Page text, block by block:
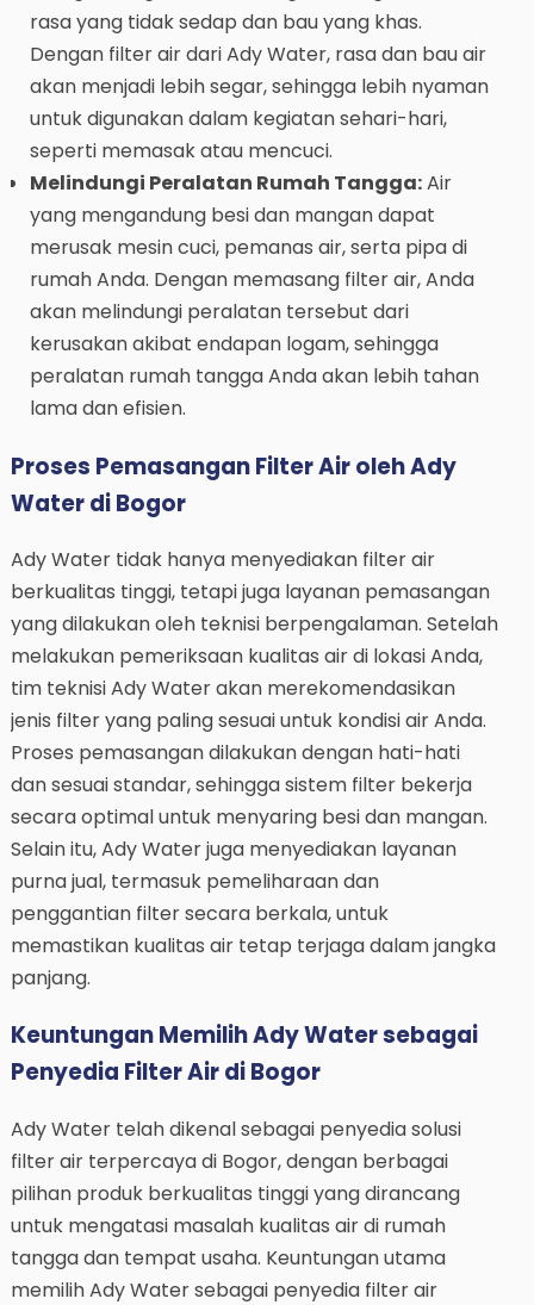
rasa yang tidak sedap dan bau yang khas.
Dengan filter air dari Ady Water, rasa dan bau air
akan menjadi lebih segar, sehingga lebih nyaman
untuk digunakan dalam kegiatan sehari-hari,
seperti memasak atau mencuci.
Melindungi Peralatan Rumah Tangga:Air
yang mengandung besi dan mangan dapat
merusak mesin cuci, pemanas air, serta pipa di
rumah Anda. Dengan memasang filter air, Anda
akan melindungi peralatan tersebut dari
kerusakan akibat endapan logam, sehingga
peralatan rumah tangga Anda akan lebih tahan
lama dan efisien.
Proses Pemasangan Filter Air oleh Ady
Water di Bogor
Ady Water tidak hanya menyediakan filter air
berkualitas tinggi, tetapi juga layanan pemasangan
yang dilakukan oleh teknisi berpengalaman. Setelah
melakukan pemeriksaan kualitas air di lokasi Anda,
tim teknisi Ady Water akan merekomendasikan
jenis filter yang paling sesuai untuk kondisi air Anda.
Proses pemasangan dilakukan dengan hati-hati
dan sesuai standar, sehingga sistem filter bekerja
secara optimal untuk menyaring besi dan mangan.
Selain itu, Ady Water juga menyediakan layanan
purna jual, termasuk pemeliharaan dan
penggantian filter secara berkala, untuk
memastikan kualitas air tetap terjaga dalam jangka
panjang.
Keuntungan Memilih Ady Water sebagai
Penyedia Filter Air di Bogor
Ady Water telah dikenal sebagai penyedia solusi
filter air terpercaya di Bogor, dengan berbagai
pilihan produk berkualitas tinggi yang dirancang
untuk mengatasi masalah kualitas air di rumah
tangga dan tempat usaha. Keuntungan utama
memilih Ady Water sebagai penyedia filter air